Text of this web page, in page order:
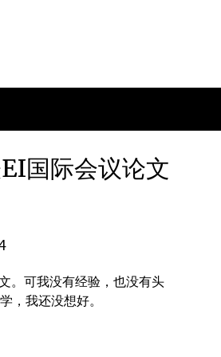
国际会议论文
。可我没有经验，也没有头
，我还没想好。